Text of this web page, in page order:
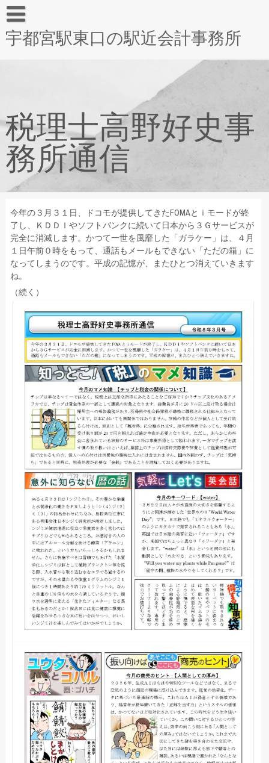
宇都宮駅東口の駅近会計事務所
税理士高野好史事
務所通信
今年の３月３１日、ドコモが提供してきたFOMAとｉモードが終
了し、ＫＤＤＩやソフトバンクに続いて日本から３Ｇサービスが
完全に消滅します。かつて一世を風靡した「ガラケー」は、４月
１日午前０時をもって、通話もメールもできない「ただの箱」に
なってしまうのです。平成の記憶が、またひとつ消えていきます
ね。
（続く）